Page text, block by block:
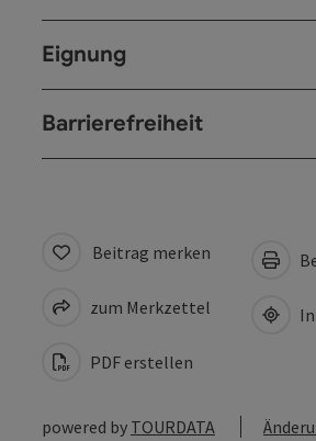
Eignung
Barrierefreiheit
Beitrag merken
zum Merkzettel
PDF erstellen
powered by TOURDATA